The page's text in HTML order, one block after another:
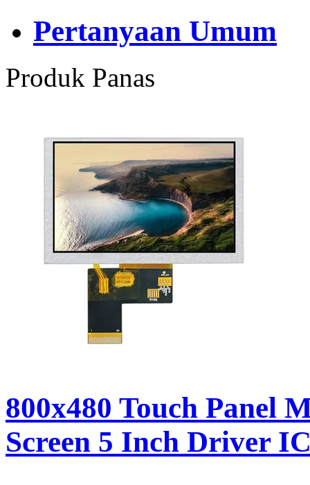
Pertanyaan Umum
Produk Panas
800x480 Touch Panel
Screen 5 Inch Driver